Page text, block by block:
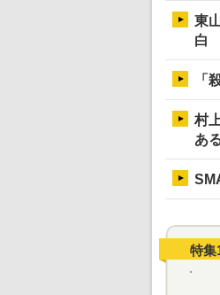
東
白
「
村
あ
特集